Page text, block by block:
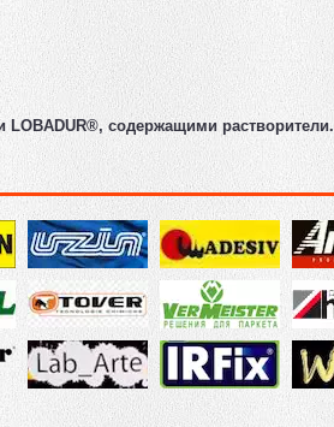
содержащими растворители.